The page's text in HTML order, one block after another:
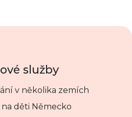
služby
v několika zemích
děti Německo